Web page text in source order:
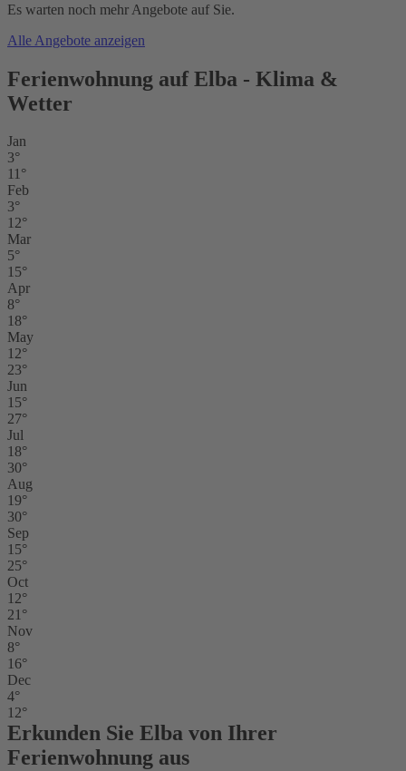
Es warten noch mehr Angebote auf Sie.
Alle Angebote anzeigen
Ferienwohnung auf Elba - Klima &
Wetter
Jan
3°
11°
Feb
3°
12°
Mar
5°
15°
Apr
8°
18°
May
12°
23°
Jun
15°
27°
Jul
18°
30°
Aug
19°
30°
Sep
15°
25°
Oct
12°
21°
Nov
8°
16°
Dec
4°
12°
Erkunden Sie Elba von Ihrer
Ferienwohnung aus